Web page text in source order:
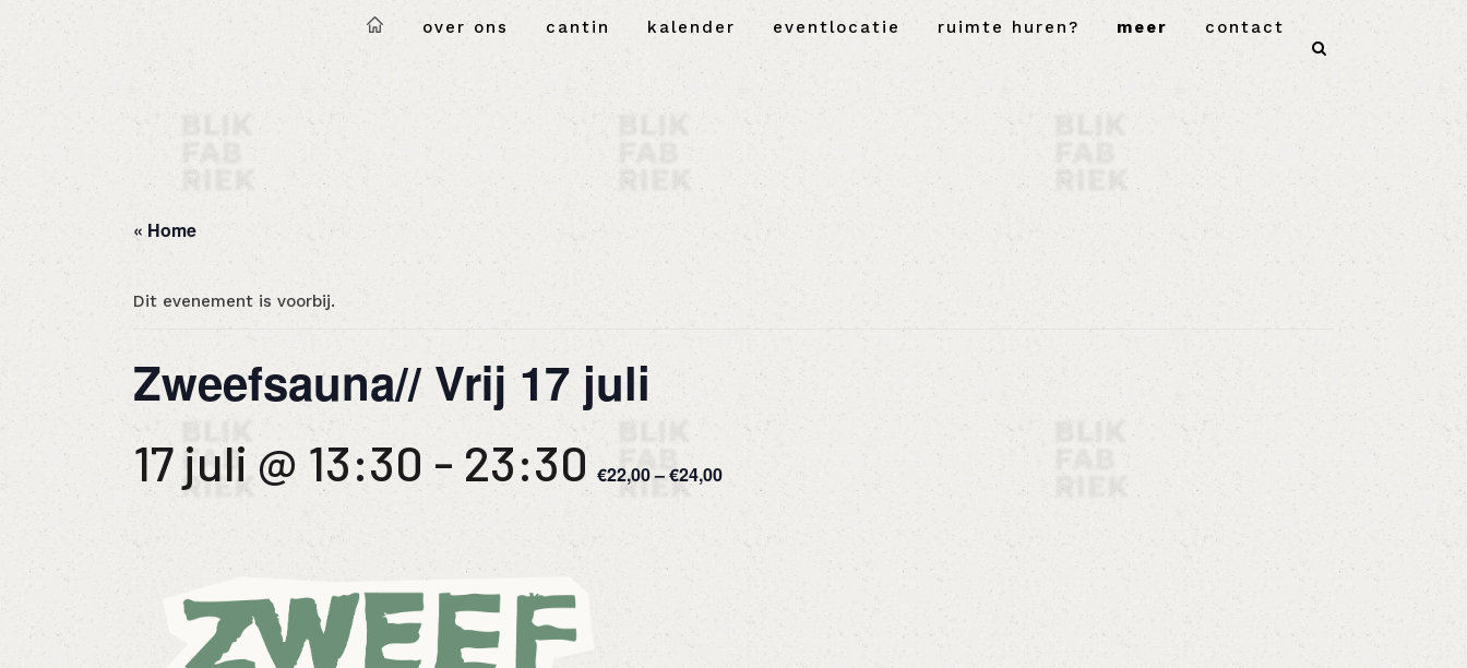
over ons cantin kalender eventlocatie ruimte huren? meer contact
« Home
Dit evenement is voorbij.
Zweefsauna// Vrij 17 juli
17 juli @ 13:30- 23:30 €22,00 – €24,00